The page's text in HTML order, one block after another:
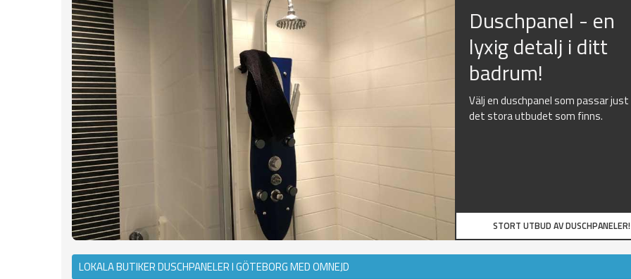
Duschpanel - en
lyxig detalj i ditt
badrum!
Välj en duschpanel som passar just
det stora utbudet som finns.
STORT UTBUD AV DUSCHPANELER!
LOKALA BUTIKER DUSCHPANELER I GÖTEBORG MED OMNEJD